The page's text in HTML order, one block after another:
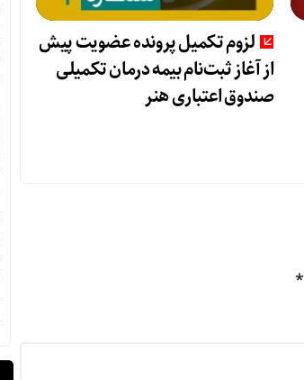
لزوم تکمیل پرونده عضویت پیش
از آغاز ثبت‌نام بیمه درمان تکمیلی
صندوق اعتباری هنر
*